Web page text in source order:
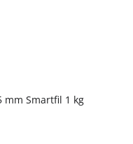
mm Smartfil 1 kg